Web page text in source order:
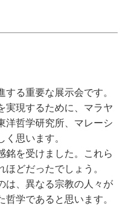
る重要な展示会です。
現するために、マラヤ
洋哲学研究所、マレーシ
思います。
を受けました。これら
どだったでしょう。
、異なる宗教の人々が
哲学であると思います。